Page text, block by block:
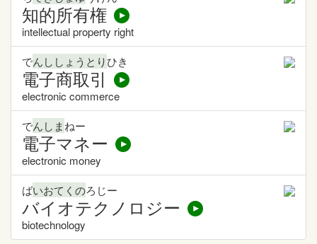
知的所有権
intellectual property right
でんししょうとりひき
電子商取引
electronic commerce
でんしまねー
電子マネー
electronic money
ばいおてくのろじー
バイオテクノロジー
biotechnology